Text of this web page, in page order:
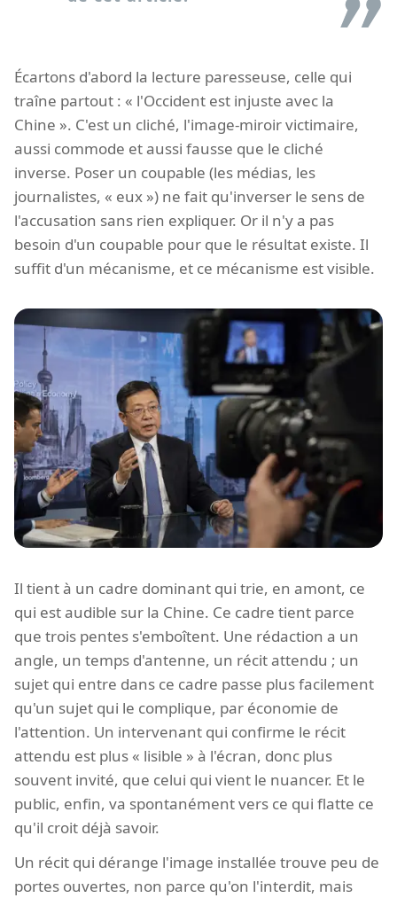
Écartons d'abord la lecture paresseuse, celle qui
traîne partout : « l'Occident est injuste avec la
Chine ». C'est un cliché, l'image-miroir victimaire,
aussi commode et aussi fausse que le cliché
inverse. Poser un coupable (les médias, les
journalistes, « eux ») ne fait qu'inverser le sens de
l'accusation sans rien expliquer. Or il n'y a pas
besoin d'un coupable pour que le résultat existe. Il
suffit d'un mécanisme, et ce mécanisme est visible.
Il tient à un cadre dominant qui trie, en amont, ce
qui est audible sur la Chine. Ce cadre tient parce
que trois pentes s'emboîtent. Une rédaction a un
angle, un temps d'antenne, un récit attendu ; un
sujet qui entre dans ce cadre passe plus facilement
qu'un sujet qui le complique, par économie de
l'attention. Un intervenant qui confirme le récit
attendu est plus « lisible » à l'écran, donc plus
souvent invité, que celui qui vient le nuancer. Et le
public, enfin, va spontanément vers ce qui flatte ce
qu'il croit déjà savoir.
Un récit qui dérange l'image installée trouve peu de
portes ouvertes, non parce qu'on l'interdit, mais